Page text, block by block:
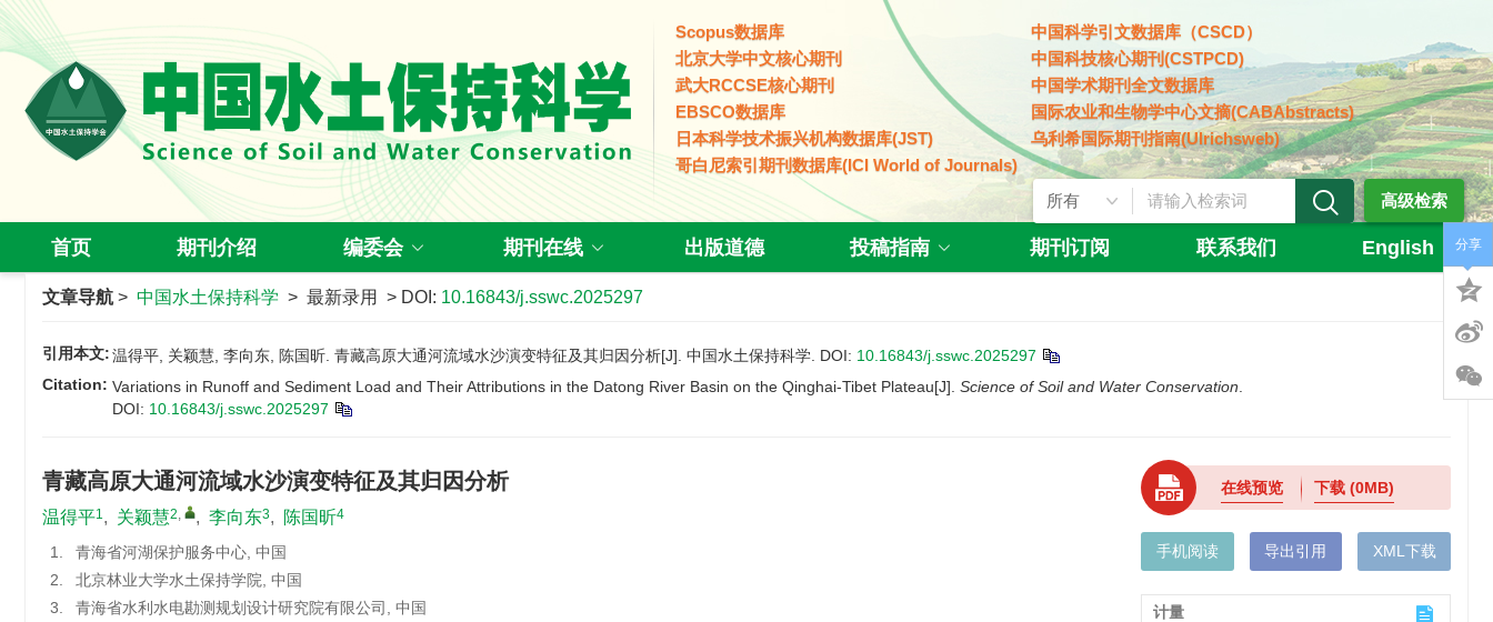
Scopus数据库
中国科学引文数据库（CSCD）
北京大学中文核心期刊
中国科技核心期刊(CSTPCD)
武大RCCSE核心期刊
中国学术期刊全文数据库
EBSCO数据库
国际农业和生物学中心文摘(CABAbstracts)
日本科学技术振兴机构数据库(JST)
乌利希国际期刊指南(Ulrichsweb)
哥白尼索引期刊数据库(ICI World of Journals)
高级检索
首页 期刊介绍 编委会 期刊在线 出版道德 投稿指南 期刊订阅 联系我们 English
文章导航 > 中国水土保持科学 > 最新录用 > DOI: 10.16843/j.sswc.2025297
引用本文:温得平, 关颖慧, 李向东, 陈国昕. 青藏高原大通河流域水沙演变特征及其归因分析[J]. 中国水土保持科学. DOI: 10.16843/j.sswc.2025297
Citation: Variations in Runoff and Sediment Load and Their Attributions in the Datong River Basin on the Qinghai-Tibet Plateau[J]. Science of Soil and Water Conservation
DOI: 10.16843/j.sswc.2025297
青藏高原大通河流域水沙演变特征及其归因分析
温得平1, 关颖慧2, , 李向东3, 陈国昕4
1.
青海省河湖保护服务中心, 中国
2.
北京林业大学水土保持学院, 中国
3.
青海省水利水电勘测规划设计研究院有限公司, 中国
在线预览 下载(0MB)
手机阅读 导出引用 XML下载
计量
分享